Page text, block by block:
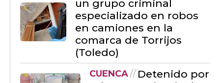
un grupo criminal
especializado en robos
en camiones en la
comarca de Torrijos
(Toledo)
CUENCA
Detenido por